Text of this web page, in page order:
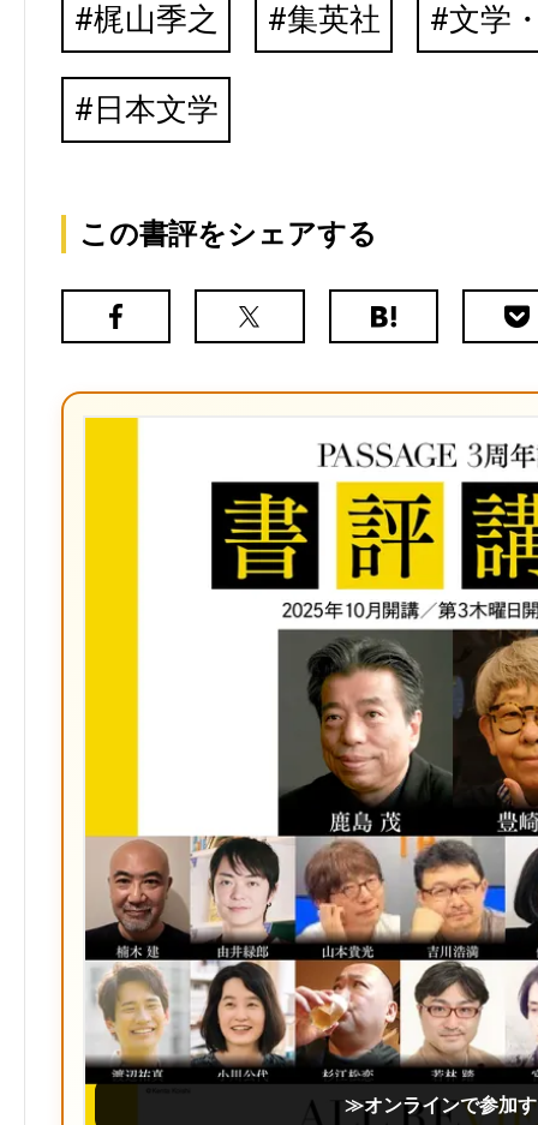
梶山季之 集英社 文学
日本文学
この書評をシェアする
Facebook
X（旧
は
ク
マ
ー
ク
≫オンラインで参加